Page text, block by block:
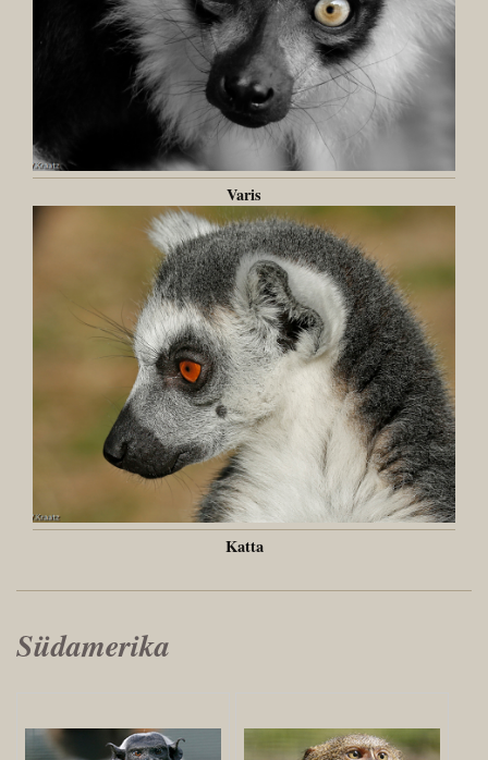
Varis
Katta
Südamerika